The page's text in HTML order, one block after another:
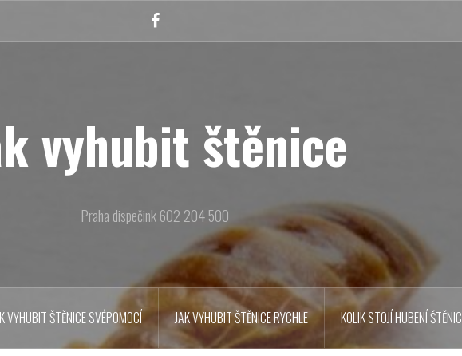
vyhubit štěnice
Praha dispečink 602 204 500
VYHUBIT ŠTĚNICE SVÉPOMOCÍ JAK VYHUBIT ŠTĚNICE RYCHLE KOLIK STOJÍ HUBENÍ ŠTĚNIC